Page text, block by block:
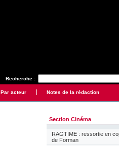
Recherche :
Par acteur Notes de la rédaction
Section Cinéma
RAGTIME : ressortie en
de Forman